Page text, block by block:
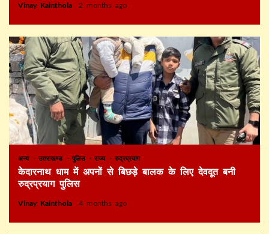
Vinay Kainthola 2 months ago
अन्य उत्तराखण्ड पुलिस राज्य रुद्रप्रयाग
केदारनाथ धाम में अपनों से बिछड़े बालक के लिए देवदूत बनी
रुद्रप्रयाग पुलिस
Vinay Kainthola 4 months ago